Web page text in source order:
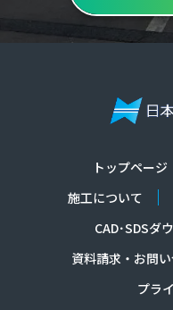
トップページ
施工について
CAD･SDSダ
資料請求・お問
プラ